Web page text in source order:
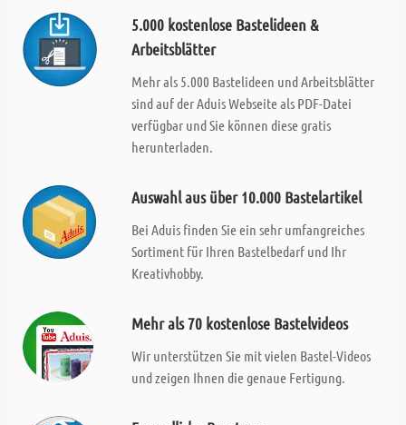
5.000 kostenlose Bastelideen &
Arbeitsblätter
Mehr als 5.000 Bastelideen und Arbeitsblätter
sind auf der Aduis Webseite als PDF-Datei
verfügbar und Sie können diese gratis
herunterladen.
Auswahl aus über 10.000 Bastelartikel
Bei Aduis finden Sie ein sehr umfangreiches
Sortiment für Ihren Bastelbedarf und Ihr
Kreativhobby.
Mehr als 70 kostenlose Bastelvideos
Wir unterstützen Sie mit vielen Bastel-Videos
und zeigen Ihnen die genaue Fertigung.